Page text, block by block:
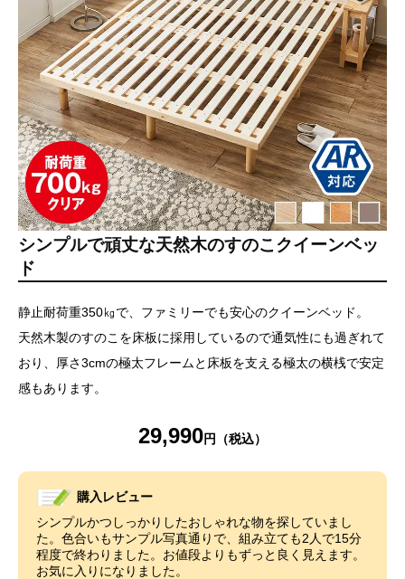
シンプルで頑丈な天然木のすのこクイーンベッ
ド
静止耐荷重350㎏で、ファミリーでも安心のクイーンベッド。
天然木製のすのこを床板に採用しているので通気性にも過ぎれて
おり、厚さ3cmの極太フレームと床板を支える極太の横桟で安定
感もあります。
29,990
購入レビュー
シンプルかつしっかりしたおしゃれな物を探していまし
た。色合いもサンプル写真通りで、組み立ても2人で15分
程度で終わりました。お値段よりもずっと良く見えます。
お気に入りになりました。